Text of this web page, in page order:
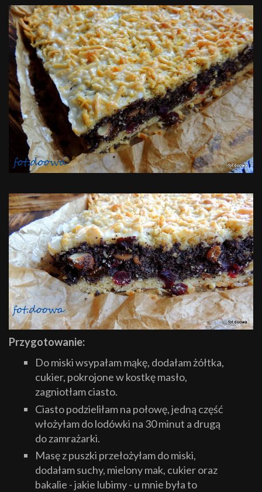
Przygotowanie:
Do miski wsypałam mąkę, dodałam żółtka,
cukier, pokrojone w kostkę masło,
zagniotłam ciasto.
Ciasto podzieliłam na połowę, jedną część
włożyłam do lodówki na 30 minut a drugą
do zamrażarki.
Masę z puszki przełożyłam do miski,
dodałam suchy, mielony mak, cukier oraz
bakalie - jakie lubimy - u mnie była to